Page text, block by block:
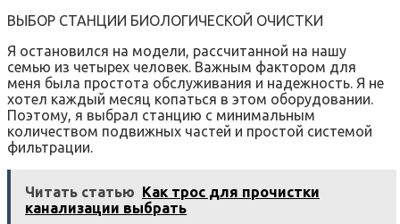
ВЫБОР СТАНЦИИ БИОЛОГИЧЕСКОЙ ОЧИСТКИ
Я остановился на модели, рассчитанной на нашу
семью из четырех человек. Важным фактором для
меня была простота обслуживания и надежность. Я не
хотел каждый месяц копаться в этом оборудовании.
Поэтому, я выбрал станцию с минимальным
количеством подвижных частей и простой системой
фильтрации.
Читать статью Как трос для прочистки
канализации выбрать